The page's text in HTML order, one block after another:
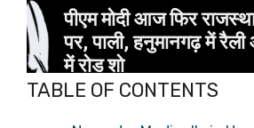
TABLE OF CONTENTS